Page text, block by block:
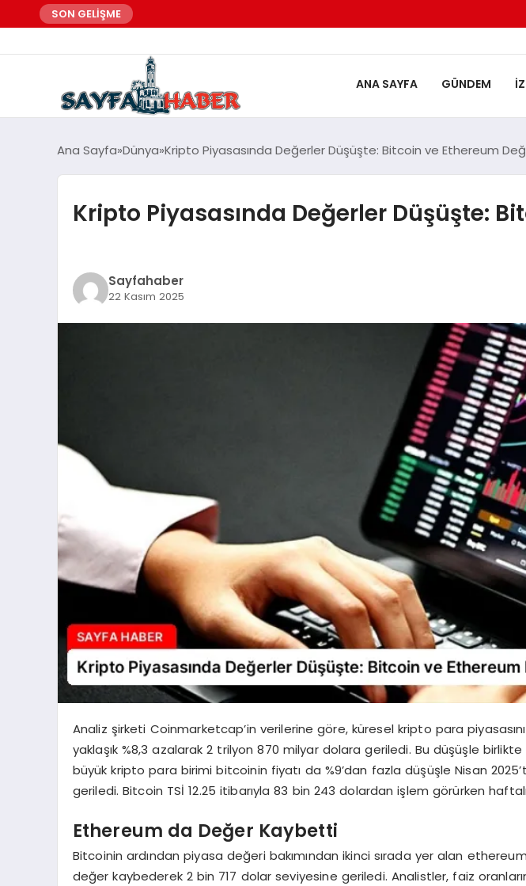
SON GELİŞME
ANA SAYFA GÜNDEM
Ana Sayfa Dünya Kripto Piyasasında Değerler Düşüşte: Bitcoin ve Ethereum
Kripto Piyasasında Değerler Düşüşte:
Sayfahaber
22 Kasım 2025
Analiz şirketi Coinmarketcap’in verilerine göre, küresel kripto para
yaklaşık %8,3 azalarak 2 trilyon 870 milyar dolara geriledi. Bu düşüşle
büyük kripto para birimi bitcoinin fiyatı da %9’dan fazla düşüşle Nisan
geriledi. Bitcoin TSİ 12.25 itibarıyla 83 bin 243 dolardan işlem görürken
Ethereum da Değer Kaybetti
Bitcoinin ardından piyasa değeri bakımından ikinci sırada yer alan
değer kaybederek 2 bin 717 dolar seviyesine geriledi. Analistler, faiz